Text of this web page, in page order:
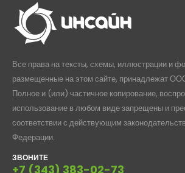
Все права на тексты, схемы, иллюстрации и
размещенные на этом сайте, принадлежат
Полное и (или) частичное копирование,
использование в любом виде запрещены и
соответствии с действующим
Федерации.
ЗВОНИТЕ
+7 (343) 383-02-73